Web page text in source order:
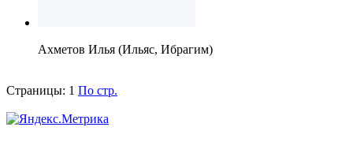
Ахметов Илья (Ильяс, Ибрагим)
Страницы: 1 По стр.